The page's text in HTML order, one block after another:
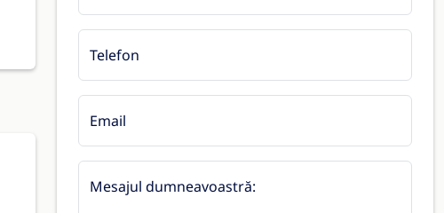
Telefon
Email
Mesajul dumneavoastră: